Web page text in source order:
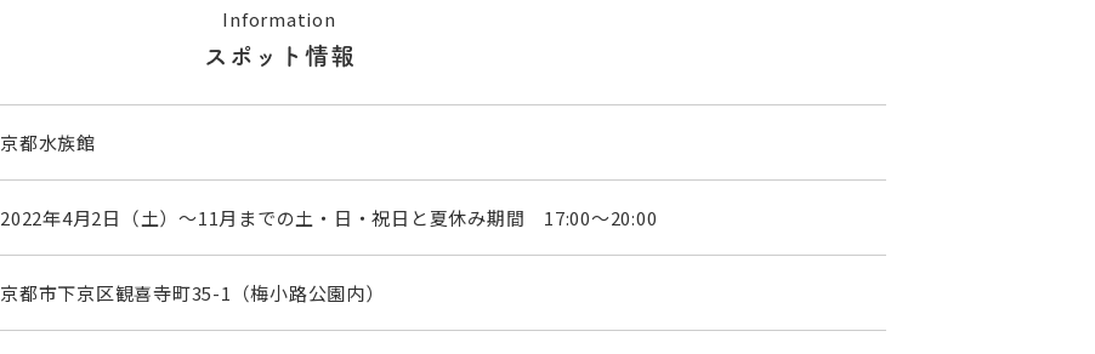
Information
スポット情報
京都水族館
2022年4月2日（土）～11月までの土・日・祝日と夏休み期間 17:00～20:00
京都市下京区観喜寺町35-1（梅小路公園内）